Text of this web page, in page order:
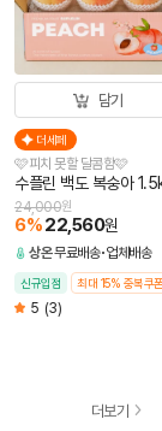
담기
더세페
🩷피치 못할 달콤함🩷
수플린 백도 복숭아
6%22,560원
24,000원
상온무료배송 업체배송
신규입점 최대 15% 중복쿠
5 (3)
더보기